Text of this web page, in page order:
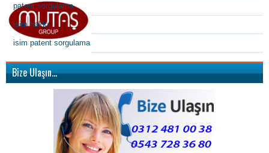
patent sorgulama
isim hakkı
isim patent sorgulama
Bize Ulaşın…